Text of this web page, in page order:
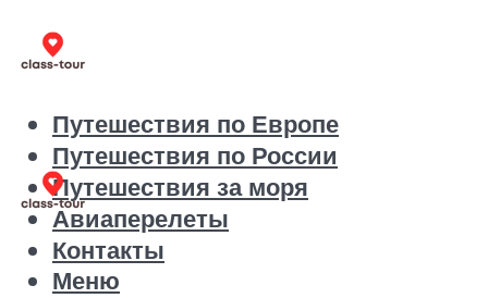
Путешествия по Европе
Путешествия по России
Путешествия за моря
Авиаперелеты
Контакты
Меню